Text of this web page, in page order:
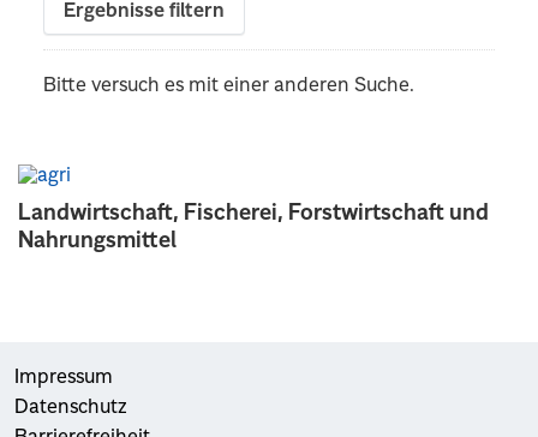
Landwirtschaft, Fischerei, Forstwirtschaft und
Nahrungsmittel
Ergebnisse filtern
Bitte versuch es mit einer anderen Suche.
Impressum
Datenschutz